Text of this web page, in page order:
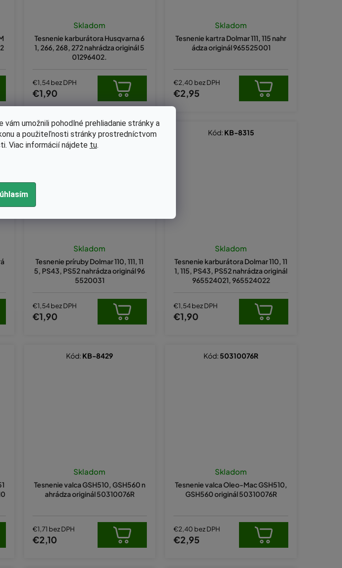
umožnili pohodlné prehliadanie stránky a
a použiteľnosti stránky prostredníctvom
Viac informácií nájdete tu.
Tesnenie karburátora Husqvarna 6
1, 266, 268, 272 nahrádza originál 5
01296402.
Skladom
€1,54 bez DPH
€1,90
Tesnenie kartra Dolmar 111, 115 nahr
ádza originál 965525001
Skladom
€2,40 bez DPH
€2,95
Tesnenie príruby Dolmar 110, 111, 11
5, PS43, PS52 nahrádza originál 96
5520031
Skladom
€1,54 bez DPH
€1,90
Kód:KB-8316
Tesnenie karburátora Dolmar 110, 11
1, 115, PS43, PS52 nahrádza originál
965524021, 965524022
Skladom
€1,54 bez DPH
€1,90
Kód: KB-8315
Tesnenie valca GSH510, GSH560 n
ahrádza originál 50310076R
Skladom
€1,71 bez DPH
€2,10
Kód: KB-8429
Tesnenie valca Oleo-Mac GSH510,
GSH560 originál 50310076R
Skladom
€2,40 bez DPH
€2,95
Kód: 50310076R